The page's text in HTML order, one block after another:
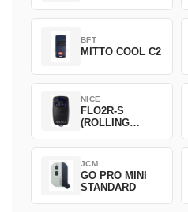
BFT
MITTO COOL C2
NICE
FLO2R-S
(ROLLING
JCM
GO PRO MINI
STANDARD